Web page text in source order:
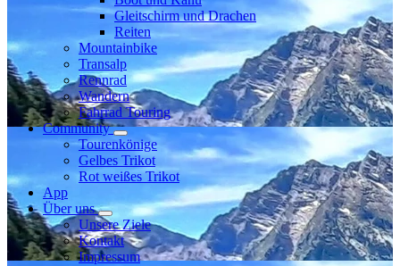
Gleitschirm und Drachen
Reiten
Mountainbike
Transalp
Rennrad
Wandern
Fahrrad Touring
Community
Tourenkönige
Gelbes Trikot
Rot weißes Trikot
App
Über uns
Unsere Ziele
Kontakt
Impressum